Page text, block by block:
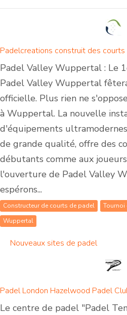
Padel Valley Wuppertal : Le
Padel Valley Wuppertal
officielle. Plus rien ne
à Wuppertal. La nouvelle
d'équipements
de grande qualité, offre des
débutants comme aux
l'ouverture de Padel Valley
espérons...
Constructeur de courts de padel Tournoi
Wuppertal
Nouveaux sites de padel
Padel London Hazelwood Padel
Le centre de padel "Padel